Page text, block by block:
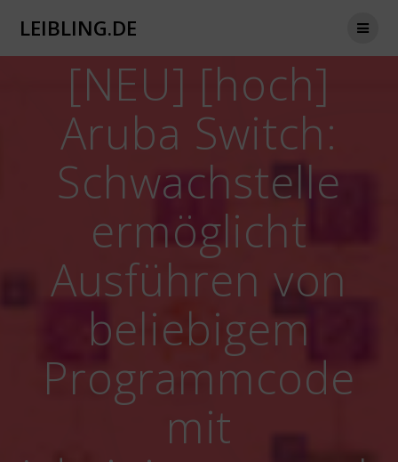
LEIBLING.DE
[NEU] [hoch]
Aruba Switch:
Schwachstelle
ermöglicht
Ausführen von
beliebigem
Programmcode
mit